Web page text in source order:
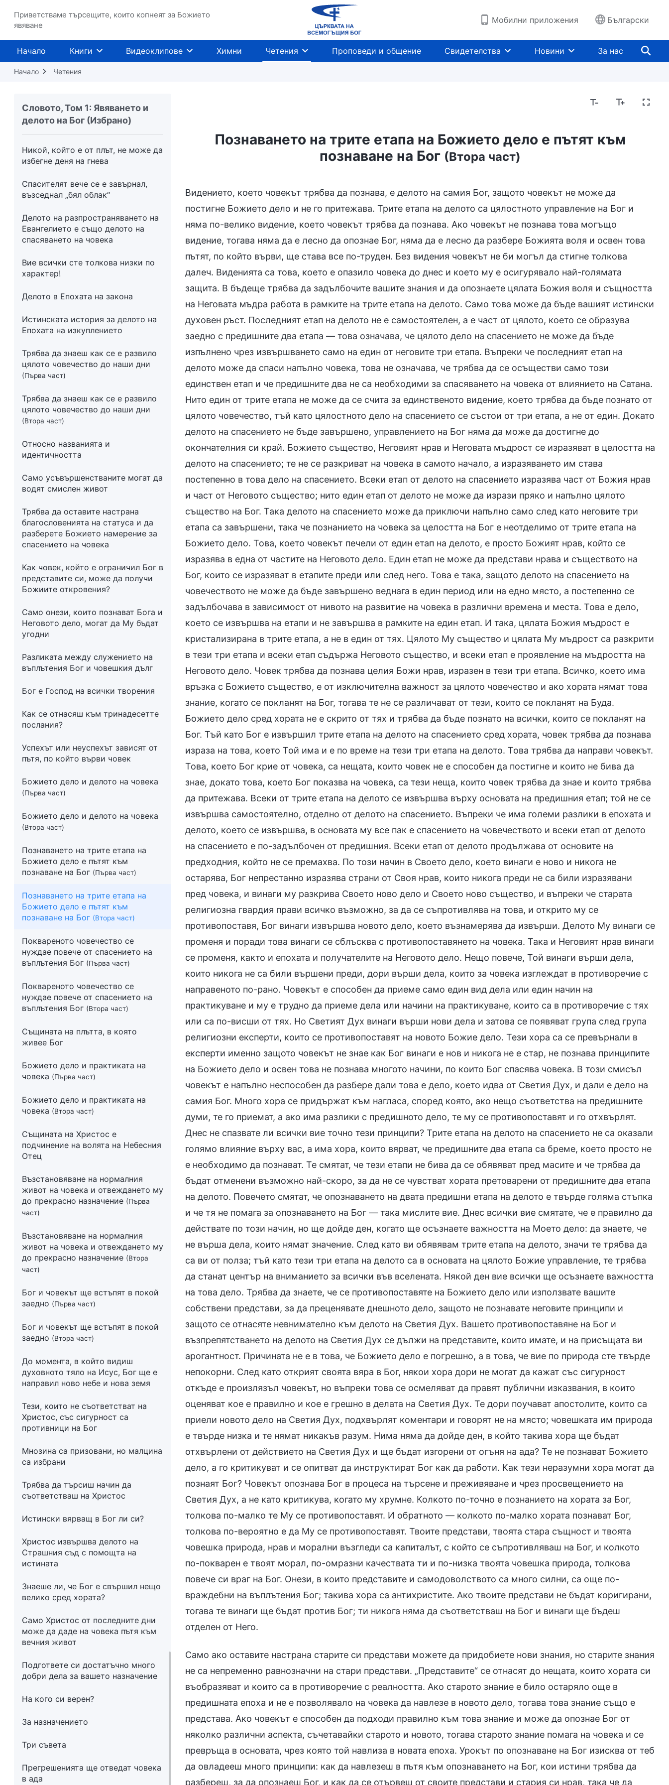
Приветстваме търсещите, които копнеят за Божието
явяване
Мобилни приложения Български
Начало Книги Видеоклипове Химни Четения Проповеди и общение Свидетелства Новини За нас
Начало Четения
Словото, Том 1: Явяването и
делото на Бог (Избрано)
Какво е твоето разбиране за Бог?
Какво означава да си истински
човек
Когато падащите листа се върнат
към корените си, ще съжаляваш за
всичкото зло, което си сторил
Никой, който е от плът, не може да
избегне деня на гнева
Спасителят вече се е завърнал,
възседнал „бял облак“
Делото на разпространяването на
Евангелието е също делото на
спасяването на човека
Вие всички сте толкова низки по
характер!
Делото в Епохата на закона
Истинската история за делото на
Епохата на изкуплението
Трябва да знаеш как се е развило
цялото човечество до наши дни
(Първа част)
Трябва да знаеш как се е развило
цялото човечество до наши дни
(Втора част)
Относно названията и
идентичността
Само усъвършенстваните могат да
водят смислен живот
Трябва да оставите настрана
благословенията на статуса и да
разберете Божието намерение за
спасението на човека
Как човек, който е ограничил Бог в
представите си, може да получи
Божиите откровения?
Само онези, които познават Бога и
Неговото дело, могат да Му бъдат
угодни
Разликата между служението на
въплътения Бог и човешкия дълг
Бог е Господ на всички творения
Как се отнасяш към тринадесетте
послания?
Успехът или неуспехът зависят от
пътя, по който върви човек
Божието дело и делото на човека
(Първа част)
Божието дело и делото на човека
(Втора част)
Познаването на трите етапа на
Божието дело е пътят към
познаване на Бог (Първа част)
Познаването на трите етапа на
Божието дело е пътят към
познаване на Бог (Втора част)
Поквареното човечество се
нуждае повече от спасението на
въплътения Бог (Първа част)
Поквареното човечество се
нуждае повече от спасението на
въплътения Бог (Втора част)
Същината на плътта, в която
живее Бог
Божието дело и практиката на
човека (Първа част)
Божието дело и практиката на
човека (Втора част)
Същината на Христос е
подчинение на волята на Небесния
Отец
Възстановяване на нормалния
живот на човека и отвеждането му
до прекрасно назначение (Първа
част)
Възстановяване на нормалния
живот на човека и отвеждането му
до прекрасно назначение (Втора
част)
Бог и човекът ще встъпят в покой
заедно (Първа част)
Бог и човекът ще встъпят в покой
заедно (Втора част)
До момента, в който видиш
духовното тяло на Исус, Бог ще е
направил ново небе и нова земя
Тези, които не съответстват на
Христос, със сигурност са
противници на Бог
Мнозина са призовани, но малцина
са избрани
Трябва да търсиш начин да
съответстваш на Христос
Истински вярващ в Бог ли си?
Христос извършва делото на
Страшния съд с помощта на
истината
Знаеше ли, че Бог е свършил нещо
велико сред хората?
Само Христос от последните дни
може да даде на човека пътя към
вечния живот
Подгответе си достатъчно много
добри дела за вашето назначение
На кого си верен?
За назначението
Три съвета
Прегрешенията ще отведат човека
в ада
Познаването на трите етапа на Божието дело е пътят към
познаване на Бог (Втора част)
Видението, което човекът трябва да познава, е делото на самия Бог, защото човекът не може да
постигне Божието дело и не го притежава. Трите етапа на делото са цялостното управление на Бог и
няма по-велико видение, което човекът трябва да познава. Ако човекът не познава това могъщо
видение, тогава няма да е лесно да опознае Бог, няма да е лесно да разбере Божията воля и освен това
пътят, по който върви, ще става все по-труден. Без видения човекът не би могъл да стигне толкова
далеч. Виденията са това, което е опазило човека до днес и което му е осигурявало най-голямата
защита. В бъдеще трябва да задълбочите вашите знания и да опознаете цялата Божия воля и същността
на Неговата мъдра работа в рамките на трите етапа на делото. Само това може да бъде вашият истински
духовен ръст. Последният етап на делото не е самостоятелен, а е част от цялото, което се образува
заедно с предишните два етапа — това означава, че цялото дело на спасението не може да бъде
изпълнено чрез извършването само на един от неговите три етапа. Въпреки че последният етап на
делото може да спаси напълно човека, това не означава, че трябва да се осъществи само този
единствен етап и че предишните два не са необходими за спасяването на човека от влиянието на Сатана.
Нито един от трите етапа не може да се счита за единственото видение, което трябва да бъде познато от
цялото човечество, тъй като цялостното дело на спасението се състои от три етапа, а не от един. Докато
делото на спасението не бъде завършено, управлението на Бог няма да може да достигне до
окончателния си край. Божието същество, Неговият нрав и Неговата мъдрост се изразяват в целостта на
делото на спасението; те не се разкриват на човека в самото начало, а изразяването им става
постепенно в това дело на спасението. Всеки етап от делото на спасението изразява част от Божия нрав
и част от Неговото същество; нито един етап от делото не може да изрази пряко и напълно цялото
същество на Бог. Така делото на спасението може да приключи напълно само след като неговите три
етапа са завършени, така че познанието на човека за целостта на Бог е неотделимо от трите етапа на
Божието дело. Това, което човекът печели от един етап на делото, е просто Божият нрав, който се
изразява в една от частите на Неговото дело. Един етап не може да представи нрава и съществото на
Бог, които се изразяват в етапите преди или след него. Това е така, защото делото на спасението на
човечеството не може да бъде завършено веднага в един период или на едно място, а постепенно се
задълбочава в зависимост от нивото на развитие на човека в различни времена и места. Това е дело,
което се извършва на етапи и не завършва в рамките на един етап. И така, цялата Божия мъдрост е
кристализирана в трите етапа, а не в един от тях. Цялото Му същество и цялата Му мъдрост са разкрити
в тези три етапа и всеки етап съдържа Неговото същество, и всеки етап е проявление на мъдростта на
Неговото дело. Човек трябва да познава целия Божи нрав, изразен в тези три етапа. Всичко, което има
връзка с Божието същество, е от изключителна важност за цялото човечество и ако хората нямат това
знание, когато се покланят на Бог, тогава те не се различават от тези, които се покланят на Буда.
Божието дело сред хората не е скрито от тях и трябва да бъде познато на всички, които се покланят на
Бог. Тъй като Бог е извършил трите етапа на делото на спасението сред хората, човек трябва да познава
израза на това, което Той има и е по време на тези три етапа на делото. Това трябва да направи човекът.
Това, което Бог крие от човека, са нещата, които човек не е способен да постигне и които не бива да
знае, докато това, което Бог показва на човека, са тези неща, които човек трябва да знае и които трябва
да притежава. Всеки от трите етапа на делото се извършва върху основата на предишния етап; той не се
извършва самостоятелно, отделно от делото на спасението. Въпреки че има големи разлики в епохата и
делото, което се извършва, в основата му все пак е спасението на човечеството и всеки етап от делото
на спасението е по-задълбочен от предишния. Всеки етап от делото продължава от основите на
предходния, който не се премахва. По този начин в Своето дело, което винаги е ново и никога не
остарява, Бог непрестанно изразява страни от Своя нрав, които никога преди не са били изразявани
пред човека, и винаги му разкрива Своето ново дело и Своето ново същество, и въпреки че старата
религиозна гвардия прави всичко възможно, за да се съпротивлява на това, и открито му се
противопоставя, Бог винаги извършва новото дело, което възнамерява да извърши. Делото Му винаги се
променя и поради това винаги се сблъсква с противопоставянето на човека. Така и Неговият нрав винаги
се променя, както и епохата и получателите на Неговото дело. Нещо повече, Той винаги върши дела,
които никога не са били вършени преди, дори върши дела, които за човека изглеждат в противоречие с
направеното по-рано. Човекът е способен да приеме само един вид дела или един начин на
практикуване и му е трудно да приеме дела или начини на практикуване, които са в противоречие с тях
или са по-висши от тях. Но Светият Дух винаги върши нови дела и затова се появяват група след група
религиозни експерти, които се противопоставят на новото Божие дело. Тези хора са се превърнали в
експерти именно защото човекът не знае как Бог винаги е нов и никога не е стар, не познава принципите
на Божието дело и освен това не познава многото начини, по които Бог спасява човека. В този смисъл
човекът е напълно неспособен да разбере дали това е дело, което идва от Светия Дух, и дали е дело на
самия Бог. Много хора се придържат към нагласа, според която, ако нещо съответства на предишните
думи, те го приемат, а ако има разлики с предишното дело, те му се противопоставят и го отхвърлят.
Днес не спазвате ли всички вие точно тези принципи? Трите етапа на делото на спасението не са оказали
голямо влияние върху вас, а има хора, които вярват, че предишните два етапа са бреме, което просто не
е необходимо да познават. Те смятат, че тези етапи не бива да се обявяват пред масите и че трябва да
бъдат отменени възможно най-скоро, за да не се чувстват хората претоварени от предишните два етапа
на делото. Повечето смятат, че опознаването на двата предишни етапа на делото е твърде голяма стъпка
и че тя не помага за опознаването на Бог — така мислите вие. Днес всички вие смятате, че е правилно да
действате по този начин, но ще дойде ден, когато ще осъзнаете важността на Моето дело: да знаете, че
не върша дела, които нямат значение. След като ви обявявам трите етапа на делото, значи те трябва да
са ви от полза; тъй като тези три етапа на делото са в основата на цялото Божие управление, те трябва
да станат център на вниманието за всички във вселената. Някой ден вие всички ще осъзнаете важността
на това дело. Трябва да знаете, че се противопоставяте на Божието дело или използвате вашите
собствени представи, за да преценявате днешното дело, защото не познавате неговите принципи и
защото се отнасяте невнимателно към делото на Светия Дух. Вашето противопоставяне на Бог и
възпрепятстването на делото на Светия Дух се дължи на представите, които имате, и на присъщата ви
арогантност. Причината не е в това, че Божието дело е погрешно, а в това, че вие по природа сте твърде
непокорни. След като открият своята вяра в Бог, някои хора дори не могат да кажат със сигурност
откъде е произлязъл човекът, но въпреки това се осмеляват да правят публични изказвания, в които
оценяват кое е правилно и кое е грешно в делата на Светия Дух. Те дори поучават апостолите, които са
приели новото дело на Светия Дух, подхвърлят коментари и говорят не на място; човешката им природа
е твърде низка и те нямат никакъв разум. Нима няма да дойде ден, в който такива хора ще бъдат
отхвърлени от действието на Светия Дух и ще бъдат изгорени от огъня на ада? Те не познават Божието
дело, а го критикуват и се опитват да инструктират Бог как да работи. Как тези неразумни хора могат да
познаят Бог? Човекът опознава Бог в процеса на търсене и преживяване и чрез просвещението на
Светия Дух, а не като критикува, когато му хрумне. Колкото по-точно е познанието на хората за Бог,
толкова по-малко те Му се противопоставят. И обратното — колкото по-малко хората познават Бог,
толкова по-вероятно е да Му се противопоставят. Твоите представи, твоята стара същност и твоята
човешка природа, нрав и морални възгледи са капиталът, с който се съпротивляваш на Бог, и колкото
по-покварен е твоят морал, по-омразни качествата ти и по-низка твоята човешка природа, толкова
повече си враг на Бог. Онези, в които представите и самодоволството са много силни, са още по-
враждебни на въплътения Бог; такива хора са антихристите. Ако твоите представи не бъдат коригирани,
тогава те винаги ще бъдат против Бог; ти никога няма да съответстваш на Бог и винаги ще бъдеш
отделен от Него.
Само ако оставите настрана старите си представи можете да придобиете нови знания, но старите знания
не са непременно равнозначни на стари представи. „Представите“ се отнасят до нещата, които хората си
въобразяват и които са в противоречие с реалността. Ако старото знание е било остаряло още в
предишната епоха и не е позволявало на човека да навлезе в новото дело, тогава това знание също е
представа. Ако човекът е способен да подходи правилно към това знание и може да опознае Бог от
няколко различни аспекта, съчетавайки старото и новото, тогава старото знание помага на човека и се
превръща в основата, чрез която той навлиза в новата епоха. Урокът по опознаване на Бог изисква от теб
да овладееш много принципи: как да навлезеш в пътя към опознаването на Бог, кои истини трябва да
разбереш, за да опознаеш Бог, и как да се отървеш от своите представи и стария си нрав, така че да